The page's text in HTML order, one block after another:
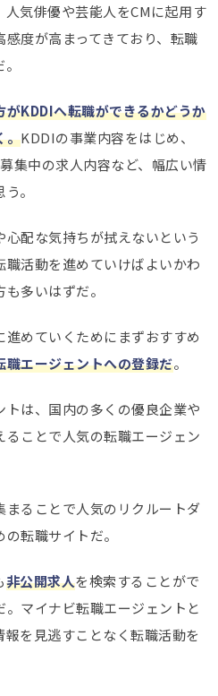
気俳優や芸能人をCMに起用す
度が高まってきており、転職
KDDIへ転職ができるかどうか
。KDDIの事業内容をはじめ、
集中の求人内容など、幅広い情
。
配な気持ちが拭えないという
活動を進めていけばよいかわ
多いはずだ。
めていくためにまずおすすめ
職エージェントへの登録だ。
は、国内の多くの優良企業や
ことで人気の転職エージェン
まることで人気のリクルートダ
転職サイトだ。
非公開求人を検索することがで
マイナビ転職エージェントと
を見逃すことなく転職活動を